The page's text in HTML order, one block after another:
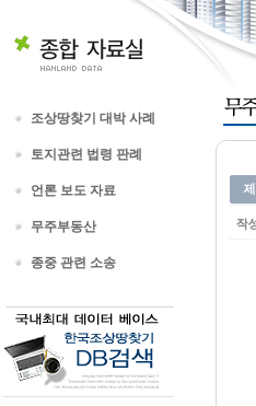
조상땅찾기 대박 사례
토지관련 법령 판례
언론 보도 자료
무주부동산
종중 관련 소송